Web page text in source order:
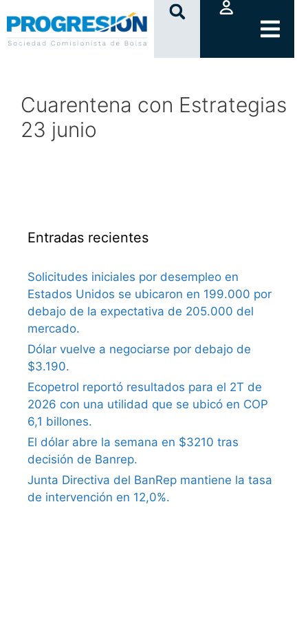
clic
Cuarentena con Estrategias
23 junio
Entradas recientes
Solicitudes iniciales por desempleo en
Estados Unidos se ubicaron en 199.000 por
debajo de la expectativa de 205.000 del
mercado.
Dólar vuelve a negociarse por debajo de
$3.190.
Ecopetrol reportó resultados para el 2T de
2026 con una utilidad que se ubicó en COP
6,1 billones.
El dólar abre la semana en $3210 tras
decisión de Banrep.
Junta Directiva del BanRep mantiene la tasa
de intervención en 12,0%.